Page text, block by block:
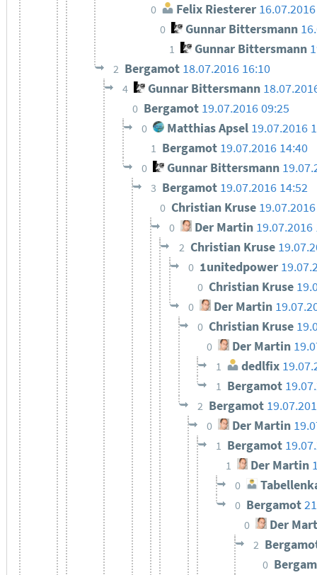
0 Felix Riesterer
0 Gunnar Bittersmann
1 Gunnar Bittersmann
2 Bergamot 18.07.2016 16:10
4 Gunnar Bittersmann
0 Bergamot 19.07.2016 09:25
0 Matthias Apsel 19.07.2016
1 Bergamot 19.07.2016 14:40
0 Gunnar Bittersmann
3 Bergamot 19.07.2016 14:52
0 Christian Kruse
0 Der Martin 19.07.2016
2 Christian Kruse
0 1unitedpower
0 Christian Kruse
0 Der Martin
0 Christian Kruse
0 Der Martin
1 dedlfix
1 Bergamot
2 Bergamot
0 Der Martin
1 Bergamot
1 Der Martin
0
0 Bergamot
0 Der
2
0